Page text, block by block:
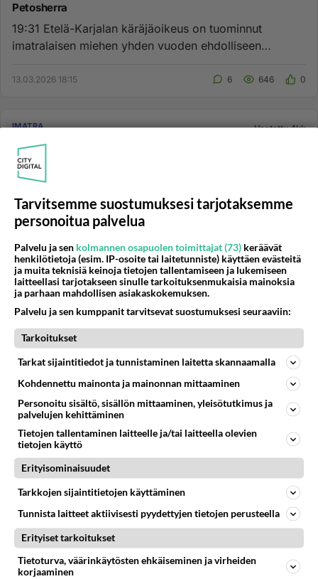
Petosherra
19:31 Etelä-Karjalan käräjäoikeus on tuominnut
imatralaisen miehen yhden vuoden ehdolliseen
13.03.2026 18:15 6 646 0
IMATRA Vastattu 4kk
Pahat ihmiset suvussa
Perhedynamiikan pelit: On mahdollista, että
perheessäsi on tapana puhua "eri kieltä" riippuen siitä,
kuka on paikalla. J...
13.03.2026 17:00
IMATRA Vastattu 4kk
Ruokakuski
s-marketissa käy jokin ruokalähetti hakemassa
valmiiksi kerätyt tuotte...
IMATRA Vastattu 4kk
Lopettakaa valitus ja tehkää näin
Ei pitäisi vain valittaa rajan sulkeutumisesta vaan alkaa
markkinoimaan aluetta uudelle kohderyhmälle.
Esimerkiksi näin...
12.03.2026 08:48
Tarvitsemme suostumuksesi tarjotaksemme
personoitua palvelua
Palvelu ja sen kolmannen osapuolen toimittajat (73) keräävät
henkilötietoja (esim. IP-osoite tai laitetunniste) käyttäen evästeitä
ja muita teknisiä keinoja tietojen tallentamiseen ja lukemiseen
laitteellasi tarjotakseen sinulle tarkoituksenmukaisia mainoksia
ja parhaan mahdollisen asiakaskokemuksen.
Palvelu ja sen kumppanit tarvitsevat suostumuksesi seuraaviin:
Tarkoitukset
Tarkat sijaintitiedot ja tunnistaminen laitetta skannaamalla
Kohdennettu mainonta ja mainonnan mittaaminen
Personoitu sisältö, sisällön mittaaminen, yleisötutkimus ja
palvelujen kehittäminen
Tietojen tallentaminen laitteelle ja/tai laitteella olevien
tietojen käyttö
Erityisominaisuudet
Tarkkojen sijaintitietojen käyttäminen
Tunnista laitteet aktiivisesti pyydettyjen tietojen perusteella
Erityiset tarkoitukset
Tietoturva, väärinkäytösten ehkäiseminen ja virheiden
korjaaminen